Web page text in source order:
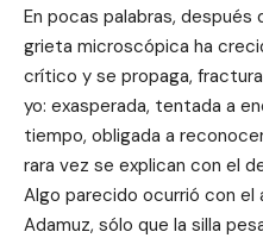
En pocas palabras,
grieta microscópica ha
crítico y se propaga,
yo: exasperada, tentada a
tiempo, obligada a
rara vez se explican con el
Algo parecido ocurrió con
Adamuz, sólo que la silla